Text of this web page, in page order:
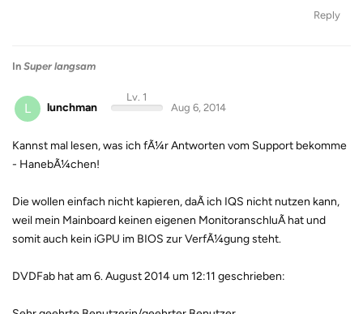
Reply
In Super langsam
L lunchman
Lv. 1
Aug 6, 2014
Kannst mal lesen, was ich fÃ¼r Antworten vom Support bekomme
- HanebÃ¼chen!
Die wollen einfach nicht kapieren, daÃ ich IQS nicht nutzen kann,
weil mein Mainboard keinen eigenen MonitoranschluÃ hat und
somit auch kein iGPU im BIOS zur VerfÃ¼gung steht.
DVDFab hat am 6. August 2014 um 12:11 geschrieben: